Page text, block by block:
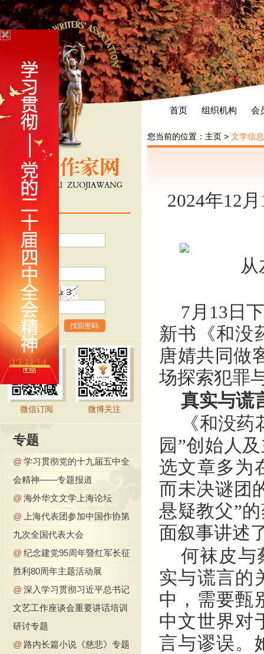
首页 组织机构 会
密 码
验证码
找回密码
微信订阅 微博关注
专题
@ 学习贯彻党的十九届五中全
会精神——专题报道
@ 海外华文文学上海论坛
@
上海代表团参加中国作协第
九次全国代表大会
@ 纪念建党95周年暨红军长征
胜利80周年主题活动展
@ 深入学习贯彻习近平总书记
文艺工作座谈会重要讲话培训
研讨专题
@ 路内长篇小说《慈悲》专题
您当前的位置： 主页 > 文学信息
2024年12
7月13日
新书《和没
唐婧共同做
场探索犯罪
真实与谎
《和没
园”创始人
选文章多为
而未决谜团
悬疑教父”
面叙事讲述
何袜皮与
实与谎言的
中，需要甄
中文世界对
言与谬误。